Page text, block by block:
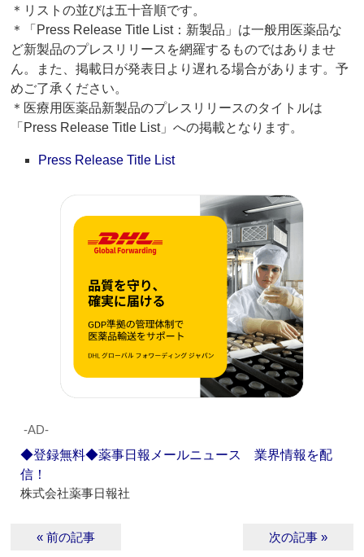
＊リストの並びは五十音順です。
＊「Press Release Title List：新製品」は一般用医薬品な
ど新製品のプレスリリースを網羅するものではありませ
ん。また、掲載日が発表日より遅れる場合があります。予
めご了承ください。
＊医療用医薬品新製品のプレスリリースのタイトルは
「Press Release Title List」への掲載となります。
Press Release Title List
‐AD‐
◆登録無料◆薬事日報メールニュース 業界情報を配
信！
株式会社薬事日報社
« 前の記事 次の記事 »